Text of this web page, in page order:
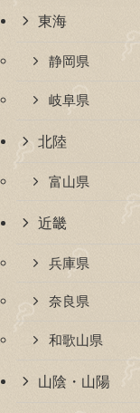
東海
静岡県
岐阜県
北陸
富山県
近畿
兵庫県
奈良県
和歌山県
山陰・山陽